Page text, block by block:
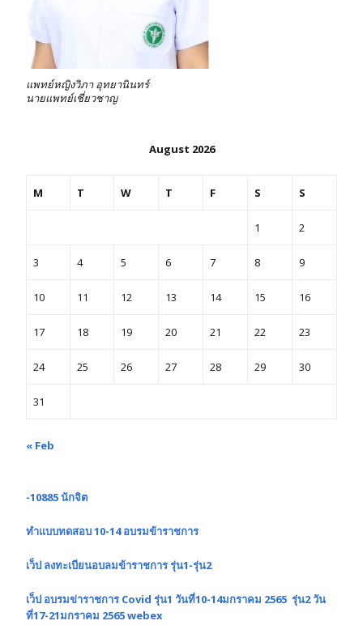
แพทย์หญิงวิภา อุทยานินทร์
นายแพทย์เชี่ยวชาญ
August 2026
M T W T F S S
1 2
3 4 5 6 7 8 9
10 11 12 13 14 15 16
17 18 19 20 21 22 23
24 25 26 27 28 29 30
31
« Feb
-10885 นักจิต
ทำแบบทดสอบ 10-14 อบรมข้าราชการ
เว็ป ลงทะเบียนอบลมข้าราชการ รุ่น1-รุ่น2
เว็ป อบรมข่าราชการ Covid รุ่น1 วันที่10-14มกราคม 2565 รุ่น2 วัน
ที่17-21มกราคม 2565 webex